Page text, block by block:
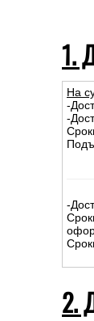
1.
На
-
-
-
2.